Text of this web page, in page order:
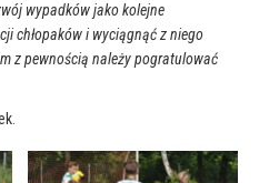
wypadków jako kolejne
chłopaków i wyciągnąć z niego
z pewnością należy pogratulować